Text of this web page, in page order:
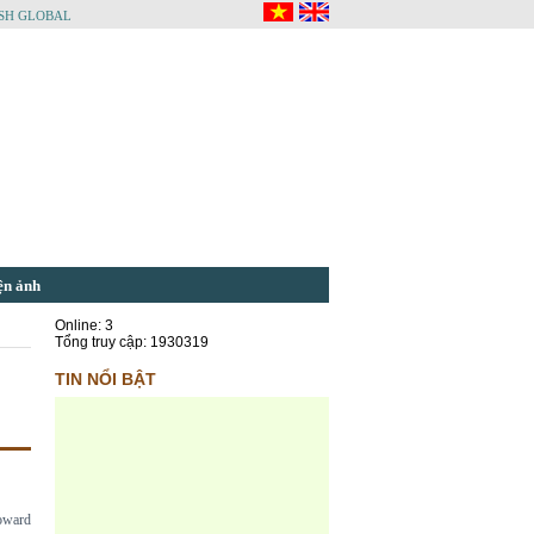
GLOBAL
ảnh
Online: 3
Tổng truy cập: 1930319
TIN NỔI BẬT